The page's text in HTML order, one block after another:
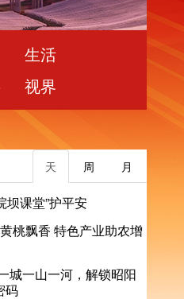
生活
视界
月
周
天
坝课堂”护平安
桃飘香 特色产业助农增
城一山一河，解锁昭阳
码